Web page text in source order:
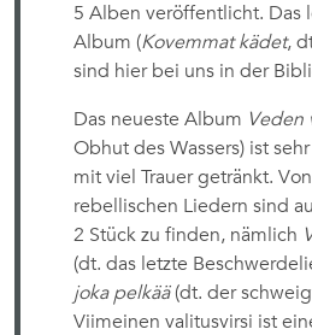
5 Alben veröffentlicht. Das
Album (Kovemmat kädet,
sind hier bei uns in der
Das neueste Album Veden
Obhut des Wassers) ist
mit viel Trauer getränkt.
rebellischen Liedern sind
2 Stück zu finden, nämlich
(dt. das letzte
joka pelkää(dt. der
Viimeinen valitusvirsi ist